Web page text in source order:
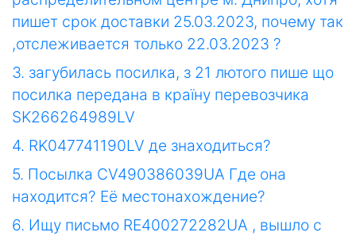
пишет срок доставки 25.03.2023, почему так
,отслеживается только 22.03.2023 ?
3. загубилась посилка, з 21 лютого пише що
посилка передана в країну перевозчика
SK266264989LV
4. RK047741190LV де знаходиться?
5. Посылка CV490386039UA Где она
находится? Её местонахождение?
6. Ищу письмо RE400272282UA , вышло с